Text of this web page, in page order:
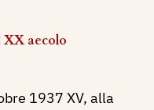
aecolo
1937 XV, alla